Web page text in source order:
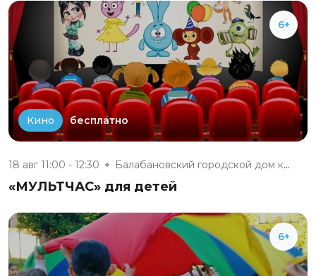
6+
Кино бесплатно
18 авг 11:00 - 12:30 Балабановский городской дом ку...
«МУЛЬТЧАС» для детей
6+